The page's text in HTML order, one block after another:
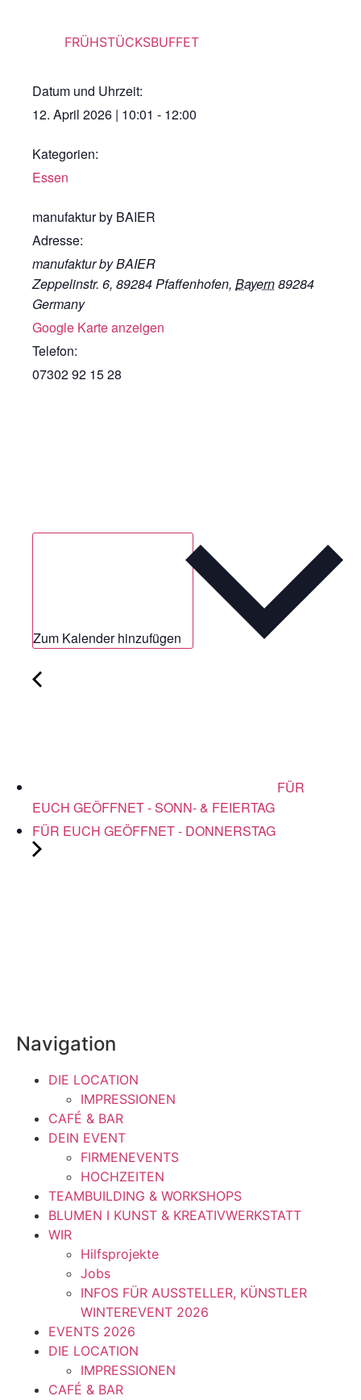
FRÜHSTÜCKSBUFFET
Datum und Uhrzeit:
12. April 2026 | 10:01 - 12:00
Kategorien:
Essen
manufaktur by BAIER
Adresse:
manufaktur by BAIER
Zeppelinstr. 6, 89284 Pfaffenhofen, Bayern89284
Germany
Google Karte anzeigen
Telefon:
07302 92 15 28
Zum Kalender hinzufügen
FÜR
EUCH GEÖFFNET - SONN- & FEIERTAG
FÜR EUCH GEÖFFNET - DONNERSTAG
Navigation
DIE LOCATION
IMPRESSIONEN
CAFÉ & BAR
DEIN EVENT
FIRMENEVENTS
HOCHZEITEN
TEAMBUILDING & WORKSHOPS
BLUMEN I KUNST & KREATIVWERKSTATT
WIR
Hilfsprojekte
Jobs
INFOS FÜR AUSSTELLER, KÜNSTLER
WINTEREVENT 2026
EVENTS 2026
DIE LOCATION
IMPRESSIONEN
CAFÉ & BAR